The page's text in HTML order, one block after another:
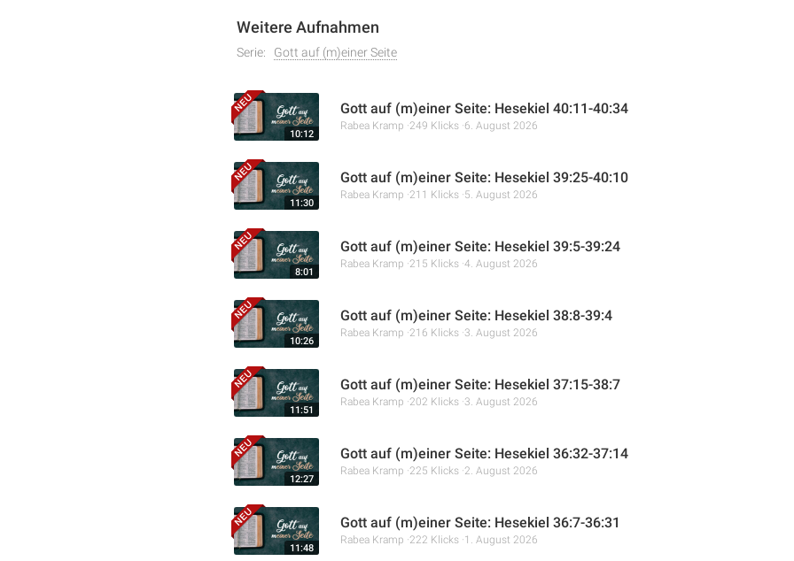
Weitere Aufnahmen
Serie: Gott auf (m)einer Seite
10:12
Gott auf (m)einer Seite: Hesekiel 40:11-40:34
Rabea Kramp 249 Klicks 6. August 2026
11:30
Gott auf (m)einer Seite: Hesekiel 39:25-40:10
Rabea Kramp 211 Klicks 5. August 2026
8:01
Gott auf (m)einer Seite: Hesekiel 39:5-39:24
Rabea Kramp 215 Klicks 4. August 2026
10:26
Gott auf (m)einer Seite: Hesekiel 38:8-39:4
Rabea Kramp 216 Klicks 3. August 2026
11:51
Gott auf (m)einer Seite: Hesekiel 37:15-38:7
Rabea Kramp 202 Klicks 3. August 2026
12:27
Gott auf (m)einer Seite: Hesekiel 36:32-37:14
Rabea Kramp 225 Klicks 2. August 2026
11:48
Gott auf (m)einer Seite: Hesekiel 36:7-36:31
Rabea Kramp 222 Klicks 1. August 2026